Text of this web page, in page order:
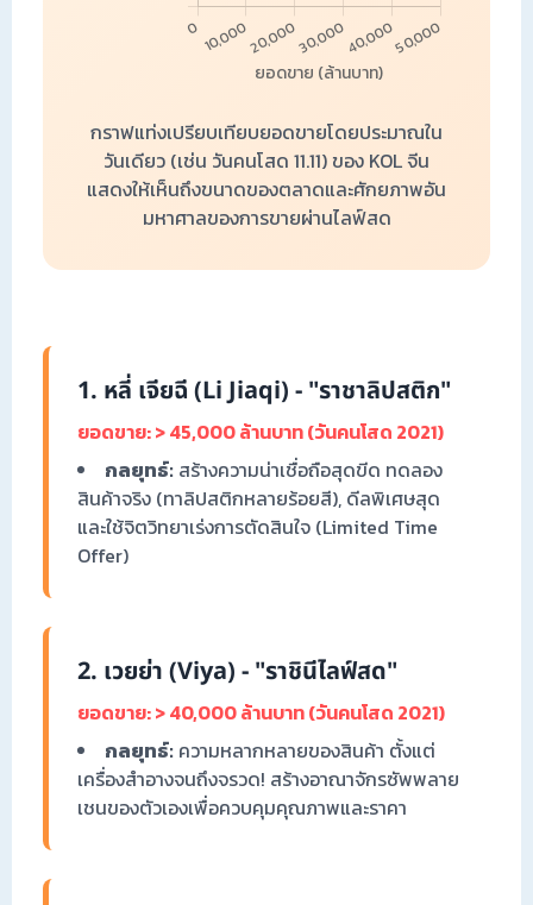
กราฟแท่งเปรียบเทียบยอดขายโดยประมาณใน
วันเดียว (เช่น วันคนโสด 11.11) ของ KOL จีน
แสดงให้เห็นถึงขนาดของตลาดและศักยภาพอัน
มหาศาลของการขายผ่านไลฟ์สด
1. หลี่ เจียฉี (Li Jiaqi) - "ราชาลิปสติก"
ยอดขาย: > 45,000 ล้านบาท (วันคนโสด 2021)
กลยุทธ์: สร้างความน่าเชื่อถือสุดขีด ทดลอง
สินค้าจริง (ทาลิปสติกหลายร้อยสี), ดีลพิเศษสุด
และใช้จิตวิทยาเร่งการตัดสินใจ (Limited Time
Offer)
2. เวยย่า (Viya) - "ราชินีไลฟ์สด"
ยอดขาย: > 40,000 ล้านบาท (วันคนโสด 2021)
กลยุทธ์: ความหลากหลายของสินค้า ตั้งแต่
เครื่องสำอางจนถึงจรวด! สร้างอาณาจักรซัพพลาย
เชนของตัวเองเพื่อควบคุมคุณภาพและราคา